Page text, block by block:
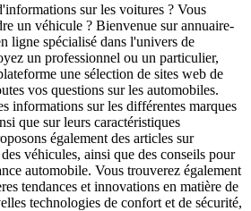
sur les voitures ? Vous
un véhicule ? Bienvenue sur annuaire-
ligne spécialisé dans l'univers de
un professionnel ou un particulier,
une sélection de sites web de
vos questions sur les automobiles.
informations sur les différentes marques
que sur leurs caractéristiques
également des articles sur
véhicules, ainsi que des conseils pour
automobile. Vous trouverez également
tendances et innovations en matière de
technologies de confort et de sécurité,